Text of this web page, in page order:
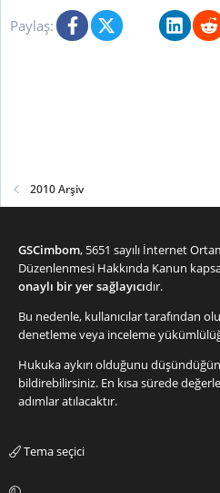
Paylaş: FacebookX (Twitter)Bluesky
2010 Arşiv
GSCimbom, 5651 sayılı İnternet
Düzenlenmesi Hakkında Kanun
onaylı bir yer sağlayıcıdır.
Bu nedenle, kullanıcılar tarafından
denetleme veya inceleme
Hukuka aykırı olduğunu
bildirebilirsiniz. En kısa sürede
adımlar atılacaktır.
Tema seçici